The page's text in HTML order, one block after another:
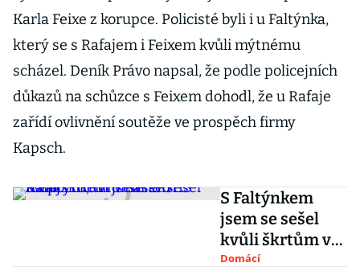
Karla Feixe z korupce. Policisté byli i u Faltýnka,
který se s Rafajem i Feixem kvůli mýtnému
scházel. Deník Právo napsal, že podle policejních
důkazů na schůzce s Feixem dohodl, že u Rafaje
zařídí ovlivnění soutěže ve prospěch firmy
Kapsch.
S Faltýnkem
jsem se sešel
kvůli škrtům v
našem
Domácí